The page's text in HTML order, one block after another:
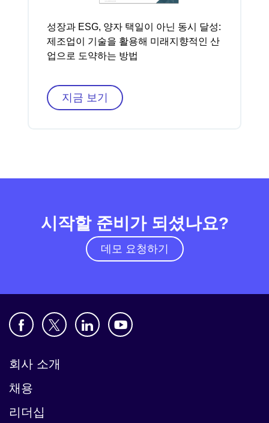
성장과 ESG, 양자 택일이 아닌 동시 달성:
제조업이 기술을 활용해 미래지향적인 산
업으로 도약하는 방법
지금 보기
시작할 준비가 되셨나요?
데모 요청하기
회사 소개
채용
리더십